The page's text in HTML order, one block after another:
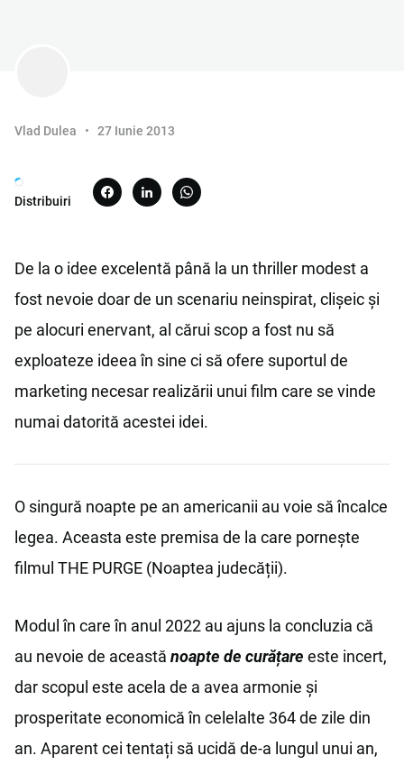
Vlad Dulea 27 Iunie 2013
Distribuiri
De la o idee excelentă până la un thriller modest a
fost nevoie doar de un scenariu neinspirat, clișeic și
pe alocuri enervant, al cărui scop a fost nu să
exploateze ideea în sine ci să ofere suportul de
marketing necesar realizării unui film care se vinde
numai datorită acestei idei.
O singură noapte pe an americanii au voie să încalce
legea. Aceasta este premisa de la care pornește
filmul THE PURGE (Noaptea judecății).
Modul în care în anul 2022 au ajuns la concluzia că
au nevoie de această noapte de curățare este incert,
dar scopul este acela de a avea armonie și
prosperitate economică în celelalte 364 de zile din
an. Aparent cei tentați să ucidă de-a lungul unui an,